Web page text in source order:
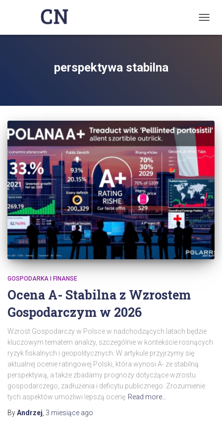
perspektywa stabilna
GOSPODARKA I FINANSE
Ocena A- Stabilna z Wzrostem
Gospodarczym w 2026
Wzrost Gospodarczy w Polsce w nadchodzących latach będzie
kluczowym tematem analizy, szczególnie w kontekście rosnących
ryzyk fiskalnych i geopolitycznych. W artykule przyjrzymy się
aktualnej ocenie ratingowej Polski, która wynosi A- ze stabilną
perspektywą, a także zbadamy prognozy dotyczące wzrostu
gospodarczego, zadłużenia i deficytu publicznego. Zrozumienie
tych aspektów umożliwi lepszą ocenę Read more…
ByAndrzej 3 miesiące ago